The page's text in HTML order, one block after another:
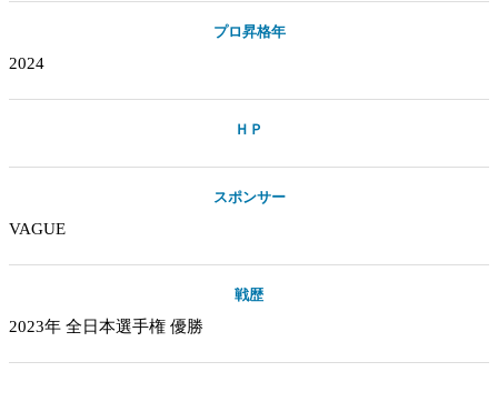
プロ昇格年
2024
ＨＰ
スポンサー
VAGUE
戦歴
2023年 全日本選手権 優勝